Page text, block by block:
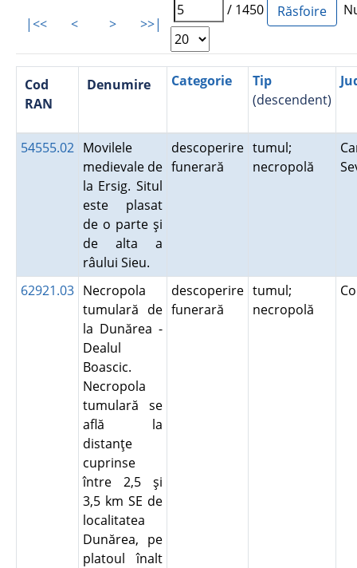
|<< < > >>|
/ 1450
Cod
RAN
Denumire Categorie
Tip
(descendent)
54555.02 Movilele
medievale de
la Ersig. Situl
este plasat
de o parte şi
de alta a
râului Sieu.
descoperire
funerară
tumul;
necropolă
62921.03 Necropola
tumulară de
la Dunărea -
Dealul
Boascic.
Necropola
tumulară se
află la
distanţe
cuprinse
între 2,5 şi
3,5 km SE de
localitatea
Dunărea, pe
platoul înalt
descoperire
funerară
tumul;
necropolă